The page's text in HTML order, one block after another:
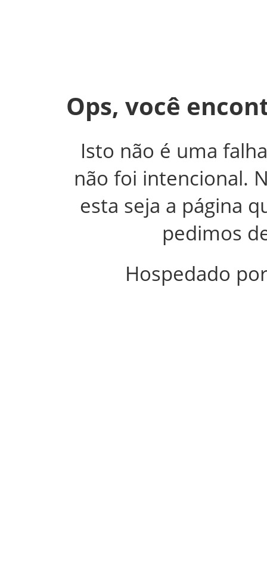
Ops, você
Isto não é uma
não foi intencional.
esta seja a página
pedimos
Hospedado